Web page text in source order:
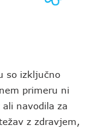
so izključno
primeru ni
navodila za
z zdravjem,